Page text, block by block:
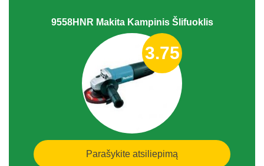
9558HNR Makita Kampinis Šlifuoklis
3.75
Parašykite atsiliepimą